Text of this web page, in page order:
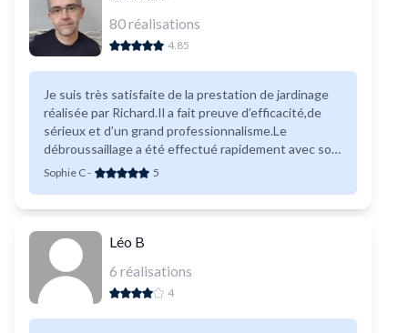
80réalisations
4.85
Je suis très satisfaite de la prestation de jardinage
réalisée par Richard.Il a fait preuve d’efficacité,de
sérieux et d’un grand professionnalisme.Le
débroussaillage a été effectué rapidement avec soin
au delà de mes attentes.C’est une personne de
Sophie C- 5
Léo B
6 réalisations
4